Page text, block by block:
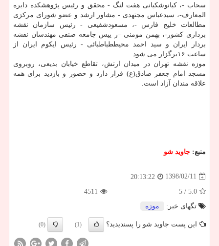
سحاب -، كیانوشكیانی هفت لنگ - محقق و رئیس پژوهشكده دایره
المعارف-، سیدعباس مجتهدی - مشاور ارشد و عضو شورای مركزی
مطالعات خلیج فارس -، مسعودشفیعی - رئیس سازمان نقشه
برداری كشور-، بهمن مومنی –ر ییس جامعه صنفی مهندسان نقشه
بردار ایران و سید احمد محیططباطبائی - رئیس ایكوم ایران از
ساعت ۱۶برگزار می شود.
موزه نقشه تهران در میدان ارتش، تقاطع خیابان بدیعی، روبروی
مسجد امام جعفر صادق(ع) قرار دارد و حضور و بازدید برای همه
علاقه مندان آزاد است.
منبع: جاوید شو
1398/02/11
20:13:22
5.0
/ 5
4511
تگهای خبر:
موزه
این پست جاوید شو را پسندیدید؟ (1)
(0)